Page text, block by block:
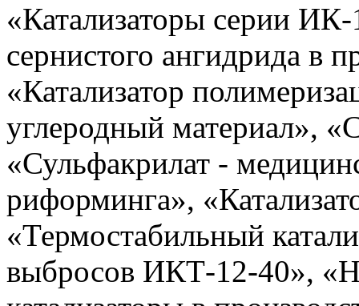
«Катализаторы серии
сернистого ангидрида в
«Катализатор
углеродный материал»,
«Сульфакрилат -
риформинга»,
«Термостабильный
выбросов ИКТ-12-40»,